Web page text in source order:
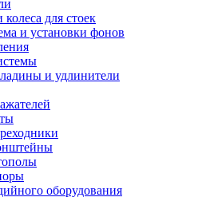
для стоек
и установки фонов
и удлинители
оборудования